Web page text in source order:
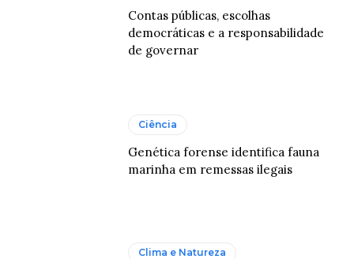
Contas públicas, escolhas
democráticas e a responsabilidade
de governar
Ciência
Genética forense identifica fauna
marinha em remessas ilegais
Clima e Natureza